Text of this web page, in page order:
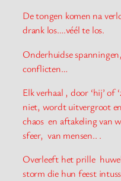
De tongen komen na
drank los….véél te los.
Onderhuidse
conflicten…
Elk verhaal , door ‘hij’ of
niet, wordt uitvergroot
chaos en aftakeling van
sfeer, van mensen.. .
Overleeft het prille
storm die hun feest